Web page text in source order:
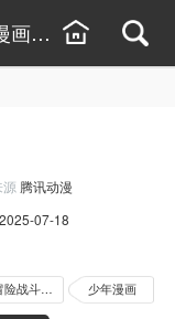
画线上看-民国末
腾讯动漫
2025-07-18
险战斗漫画 少年漫画